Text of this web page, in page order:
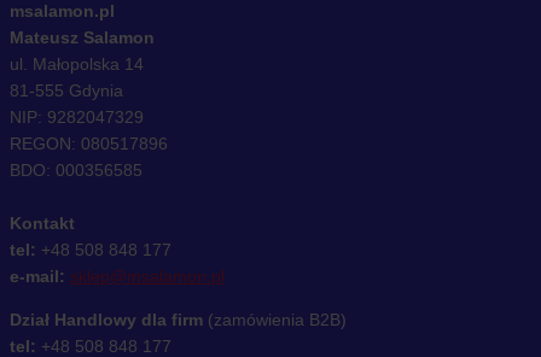
msalamon.pl
Mateusz Salamon
ul. Małopolska 14
81-555 Gdynia
NIP: 9282047329
REGON: 080517896
BDO: 000356585
Kontakt
tel: +48 508 848 177
e-mail: sklep@msalamon.pl
Dział Handlowy dla firm (zamówienia B2B)
tel: +48 508 848 177